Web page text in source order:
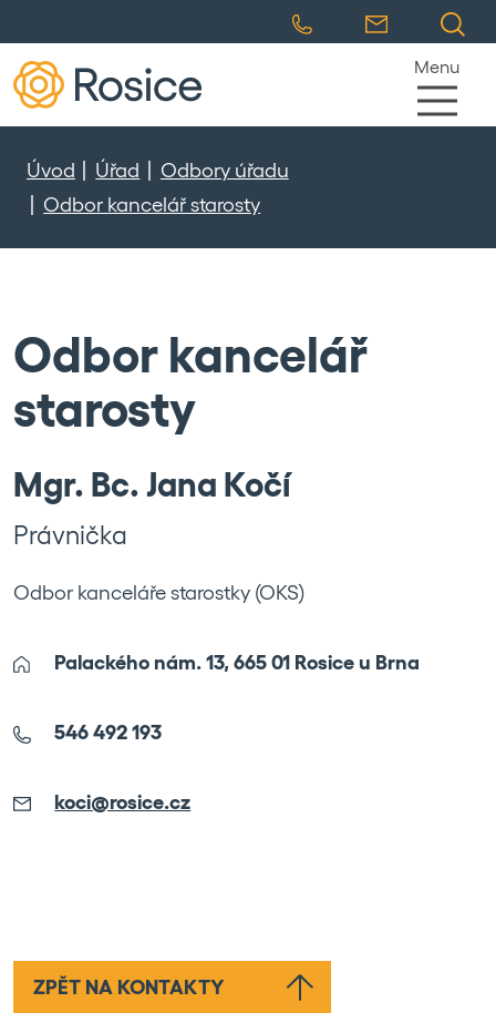
Menu
Úvod Úřad
Odbory úřadu
Odbor kancelář starosty
Odbor kancelář
starosty
Mgr. Bc. Jana Kočí
Právnička
Odbor kanceláře starostky (OKS)
Palackého nám. 13, 665 01 Rosice u Brna
546 492 193
koci@rosice.cz
ZPĚT NA KONTAKTY